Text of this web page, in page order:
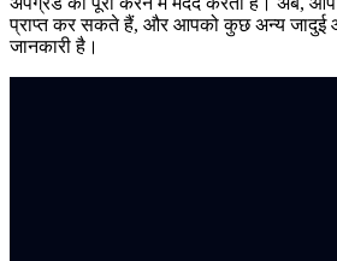
प्राप्त कर सकते हैं, और आपको कुछ अन्य जादुई
जानकारी है।